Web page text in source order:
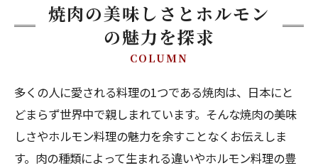
焼肉の美味しさとホルモン
の魅力を探求
COLUMN
多くの人に愛される料理の1つである焼肉は、日本にと
どまらず世界中で親しまれています。そんな焼肉の美味
しさやホルモン料理の魅力を余すことなくお伝えしま
す。肉の種類によって生まれる違いやホルモン料理の豊